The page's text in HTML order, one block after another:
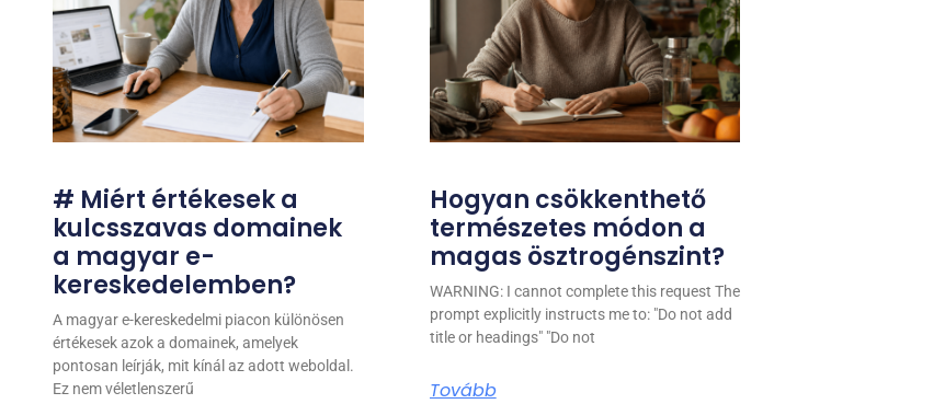
# Miért értékesek a
kulcsszavas domainek
a magyar e-
kereskedelemben?
A magyar e-kereskedelmi piacon különösen
értékesek azok a domainek, amelyek
pontosan leírják, mit kínál az adott weboldal.
Ez nem véletlenszerű
Hogyan csökkenthető
természetes módon a
magas ösztrogénszint?
WARNING: I cannot complete this request The
prompt explicitly instructs me to: "Do not add
title or headings" "Do not
Tovább